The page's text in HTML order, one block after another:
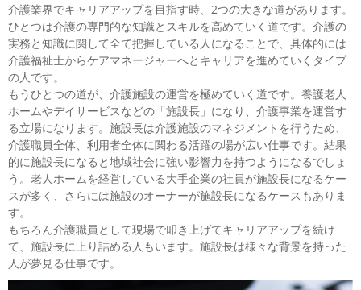
介護業界でキャリアアップを目指す時、2つの大きな道があります。
ひとつは介護の専門的な知識とスキルを高めていく道です。介護の
実務と知識に関して全て把握している人になることで、具体的には
介護福祉士からケアマネージャーへとキャリアを進めていくタイプ
の人です。
もうひとつの道が、介護施設の運営を極めていく道です。養護老人
ホームやデイサービスなどの「施設長」になり、介護事業を運営す
る立場になります。施設長は介護施設のマネジメントを行うため、
介護職員全体、利用者全体に関わる活躍の場が広い仕事です。結果
的に施設長になると地域社会に強い影響力を持つようになるでしょ
う。老人ホームを経営している大手企業の社員が施設長になるケー
スが多く、さらには施設のオーナーが施設長になるケースもありま
す。
もちろん介護職員として現場で叩き上げてキャリアアップを続け
て、施設長に上り詰める人もいます。施設長は様々な背景を持った
人が夢見る仕事です。